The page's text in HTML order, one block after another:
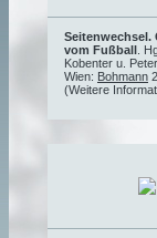
Seitenwechsel.
vom Fußball .
Kobenter u.
Wien: Bohmann
(Weitere